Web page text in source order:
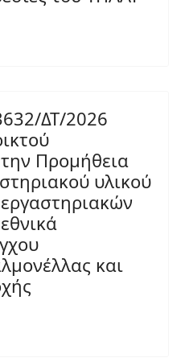
ΔΤ/2026
Προμήθεια
υλικού
εργαστηριακών
και